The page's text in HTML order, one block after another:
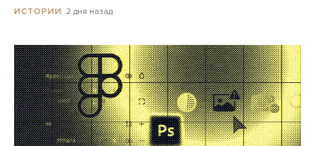
ИСТОРИИ 2 дня назад